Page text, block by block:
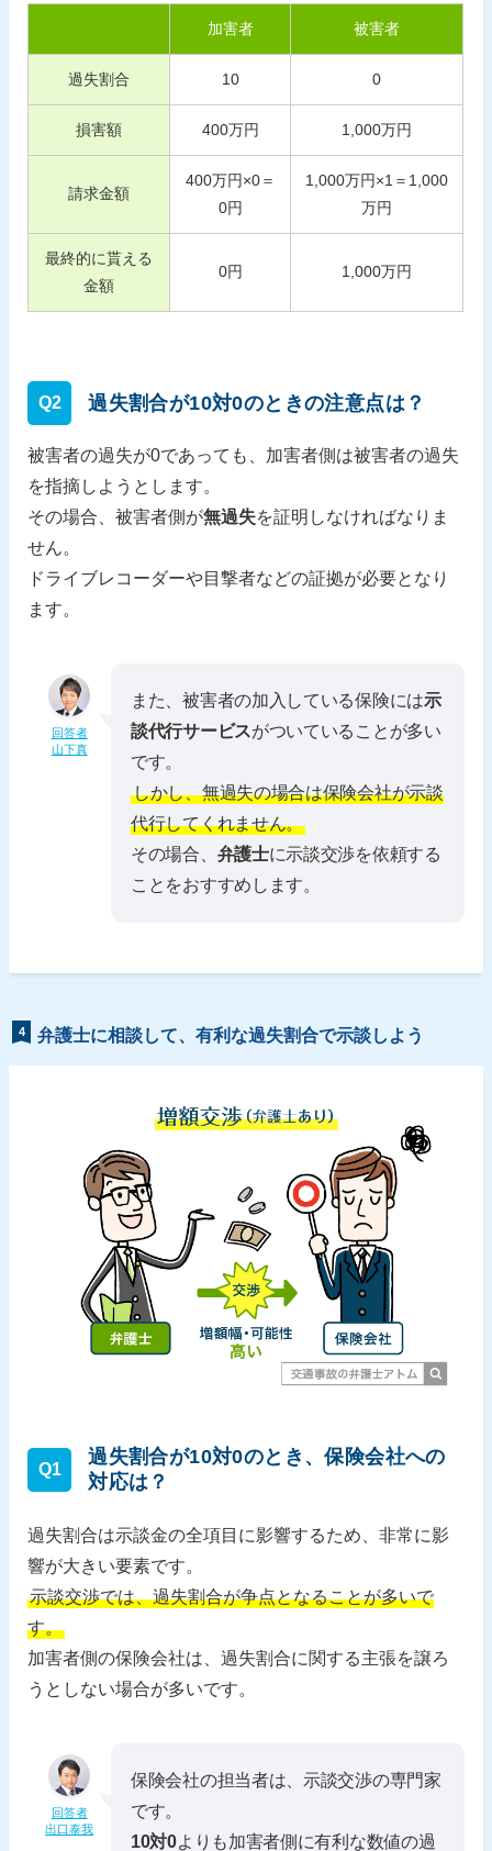
加害者 被害者
過失割合 10 0
損害額 400万円 1,000万円
請求金額
400万円×0＝
0円
1,000万円×1 ＝ 1,000
万円
最終的に貰える
金額
0円 1,000万円
Q2 過失割合が10対0のときの注意点は？
被害者の過失が0であっても、加害者側は被害者の過失
を指摘しようとします。
その場合、被害者側が無過失を証明しなければなりま
せん。
ドライブレコーダーや目撃者などの証拠が必要となり
ます。
回答者
山下真
また、被害者の加入している保険には示
談代行サービスがついていることが多い
です。
しかし、無過失の場合は保険会社が示談
代行してくれません。
その場合、 弁護士に示談交渉を依頼する
ことをおすすめします。
4 弁護士に相談して、有利な過失割合で示談しよう
Q1
過失割合が10対0のとき、保険会社への
対応は？
過失割合は示談金の全項目に影響するため、非常に影
響が大きい要素です。
示談交渉では、過失割合が争点となることが多いで
す。
加害者側の保険会社は、過失割合に関する主張を譲ろ
うとしない場合が多いです。
回答者
出口泰我
保険会社の担当者は、示談交渉の専門家
です。
10対0よりも加害者側に有利な数値の過